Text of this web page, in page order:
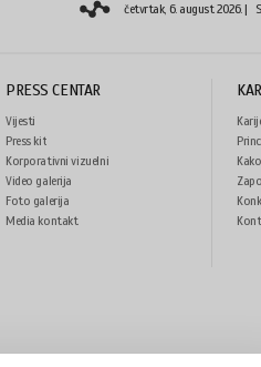
četvrtak, 6. august 2026.|
PRESS CENTAR
Vijesti
Press kit
Korporativni vizuelni
identitet
Video galerija
Foto galerija
Media kontakt